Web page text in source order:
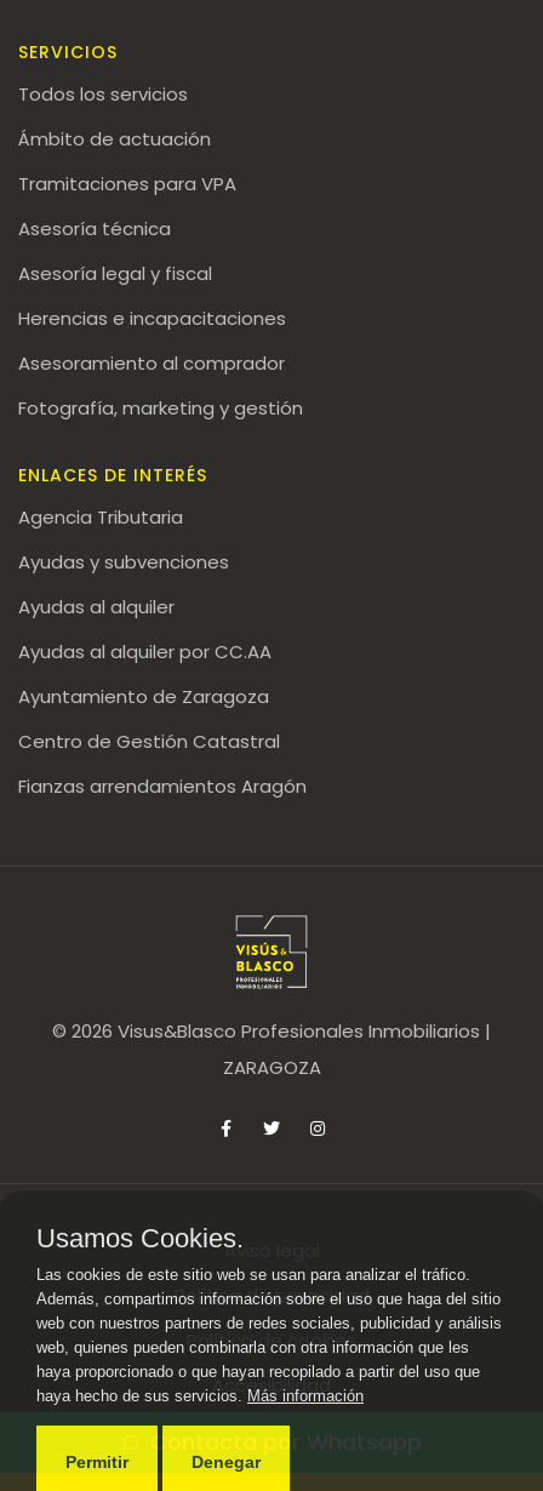
SERVICIOS
Todos los servicios
Ámbito de actuación
Tramitaciones para VPA
Asesoría técnica
Asesoría legal y fiscal
Herencias e incapacitaciones
Asesoramiento al comprador
Fotografía, marketing y gestión
ENLACES DE INTERÉS
Agencia Tributaria
Ayudas y subvenciones
Ayudas al alquiler
Ayudas al alquiler por CC.AA
Ayuntamiento de Zaragoza
Centro de Gestión Catastral
Fianzas arrendamientos Aragón
© 2026 Visus&Blasco Profesionales Inmobiliarios |
ZARAGOZA
Aviso legal
Política de privacidad
Política de cookies
Accesibilidad
Usamos Cookies.
Las cookies de este sitio web se usan para analizar el tráfico.
Además, compartimos información sobre el uso que haga del sitio
web con nuestros partners de redes sociales, publicidad y análisis
web, quienes pueden combinarla con otra información que les
haya proporcionado o que hayan recopilado a partir del uso que
haya hecho de sus servicios. Más información
Permitir Denegar